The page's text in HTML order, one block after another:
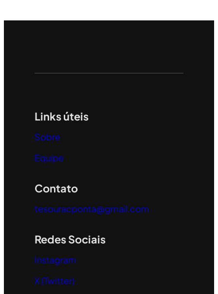
Links úteis
Sobre
Equipe
Contato
tesouracponta@gmail.com
Redes Sociais
Instagram
X (Twitter)